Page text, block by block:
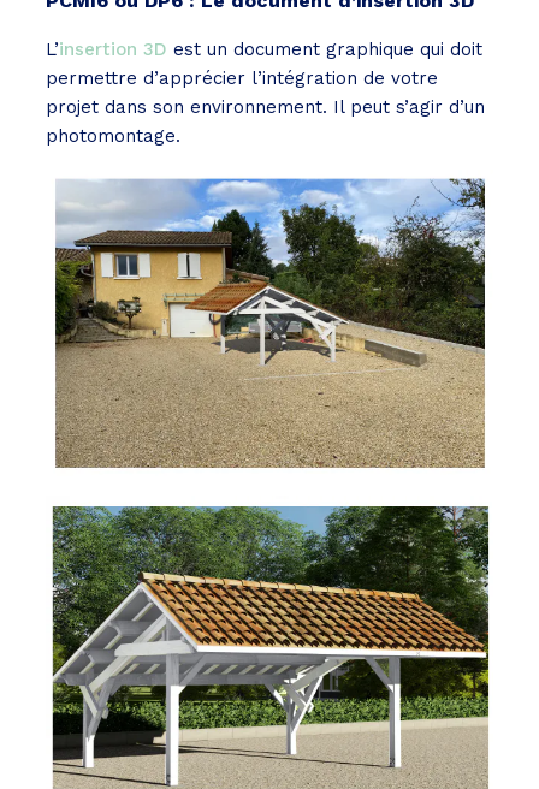
L’insertion 3D est un document graphique qui doit
permettre d’apprécier l’intégration de votre
projet dans son environnement. Il peut s’agir d’un
photomontage.